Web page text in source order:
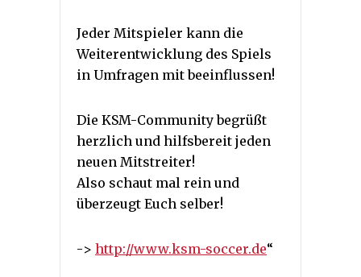
Jeder Mitspieler kann die
Weiterentwicklung des Spiels
in Umfragen mit beeinflussen!
Die KSM-Community begrüßt
herzlich und hilfsbereit jeden
neuen Mitstreiter!
Also schaut mal rein und
überzeugt Euch selber!
-> http://www.ksm-soccer.de“